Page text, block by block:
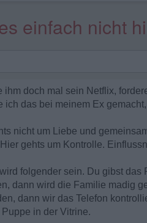
einfach nicht
ihm doch mal sein Netflix,
ich das bei meinem Ex
nicht um Liebe und
gehts um Kontrolle.
folgender sein. Du gibst
dann wird die Familie madig
dann wir das Telefon
Puppe in der Vitrine.